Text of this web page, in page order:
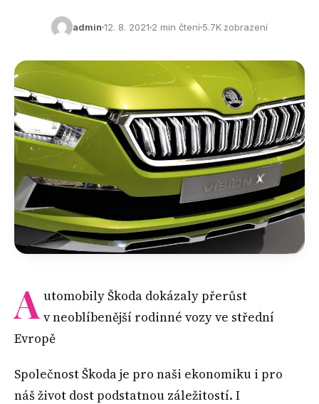
admin 12. 8. 2021 2 min čtení 5.7K zobrazení
A utomobily Škoda dokázaly přerůst
v neoblíbenější rodinné vozy ve střední
Evropě
Společnost Škoda je pro naši ekonomiku i pro
náš život dost podstatnou záležitostí. I